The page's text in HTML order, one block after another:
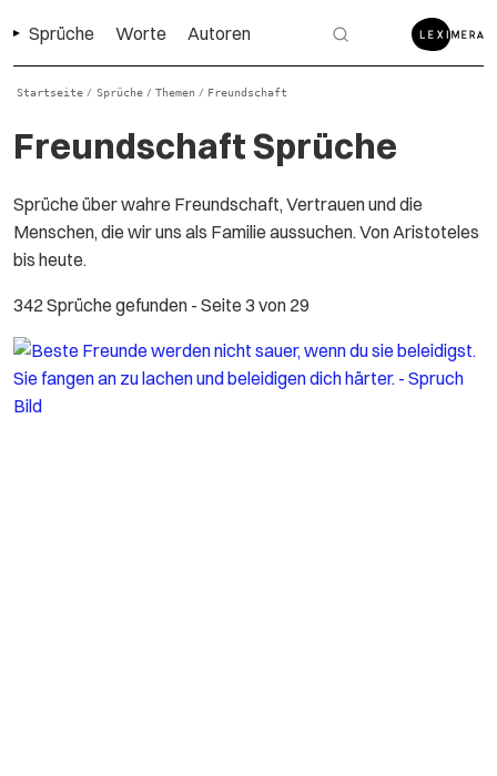
Sprüche Worte Autoren
Startseite / Sprüche / Themen / Freundschaft
Freundschaft Sprüche
Sprüche über wahre Freundschaft, Vertrauen und die
Menschen, die wir uns als Familie aussuchen. Von Aristoteles
bis heute.
342 Sprüche gefunden - Seite 3 von 29